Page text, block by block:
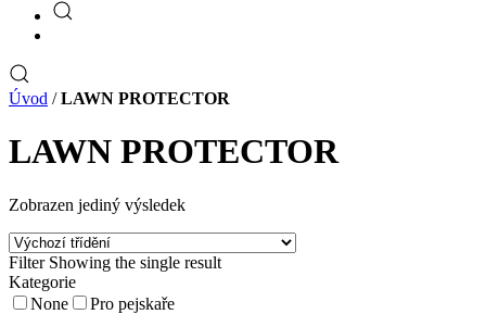
Úvod /LAWN PROTECTOR
LAWN PROTECTOR
Zobrazen jediný výsledek
Filter Showing the single result
Kategorie
None
Pro pejskaře